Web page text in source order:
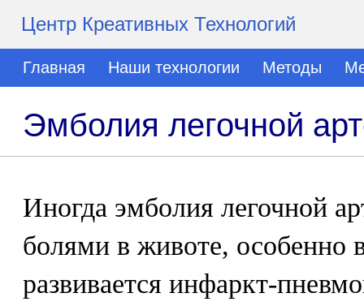
Центр Креативных Технологий
Главная Наши технологии Методы
Эмболия легочной
Иногда эмболия легочной
болями в животе, особенно
развивается инфаркт-